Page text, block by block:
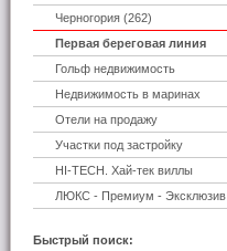
Черногория (262)
Первая береговая линия
Гольф недвижимость
Недвижимость в маринах
Отели на продажу
Участки под застройку
HI-TECH. Хай-тек виллы
ЛЮКС - Премиум - Эксклюзив
Быстрый поиск: